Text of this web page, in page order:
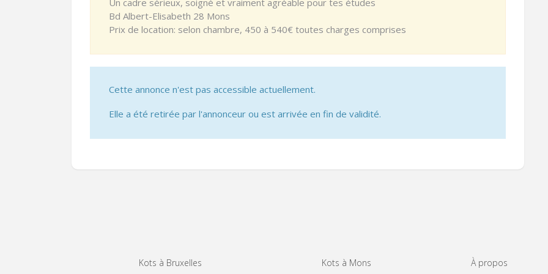
Un cadre sérieux, soigné et vraiment agréable pour tes études
Bd Albert-Elisabeth 28 Mons
Prix de location: selon chambre, 450 à 540€ toutes charges comprises
Cette annonce n'est pas accessible actuellement.
Elle a été retirée par l'annonceur ou est arrivée en fin de validité.
Kots à Bruxelles
Kots à Mons
À propos